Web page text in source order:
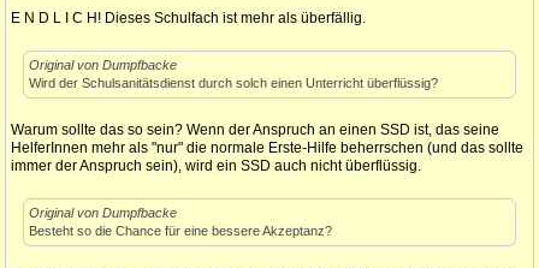
E N D L I C H! Dieses Schulfach ist mehr als überfällig.
Original von Dumpfbacke
Wird der Schulsanitätsdienst durch solch einen Unterricht überflüssig?
Warum sollte das so sein? Wenn der Anspruch an einen SSD ist, das seine
HelferInnen mehr als "nur" die normale Erste-Hilfe beherrschen (und das sollte
immer der Anspruch sein), wird ein SSD auch nicht überflüssig.
Original von Dumpfbacke
Besteht so die Chance für eine bessere Akzeptanz?